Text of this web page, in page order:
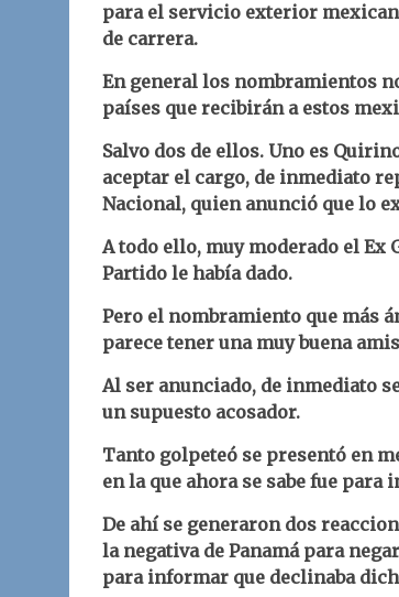
para el servicio exterior
de carrera.
En general los nombramientos
países que recibirán a estos
Salvo dos de ellos. Uno es
aceptar el cargo, de inmediato
Nacional, quien anunció que lo
A todo ello, muy moderado el Ex
Partido le había dado.
Pero el nombramiento que más
parece tener una muy buena
Al ser anunciado, de inmediato
un supuesto acosador.
Tanto golpeteó se presentó en
en la que ahora se sabe fue
De ahí se generaron dos
la negativa de Panamá para
para informar que declinaba